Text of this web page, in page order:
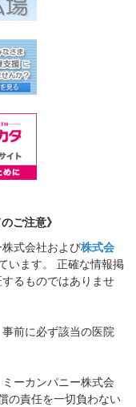
ご注意》
式会社および株式会
います。 正確な情報掲
るものではありませ
前に必ず該当の医院
ーカンパニー株式会
の責任を一切負わない